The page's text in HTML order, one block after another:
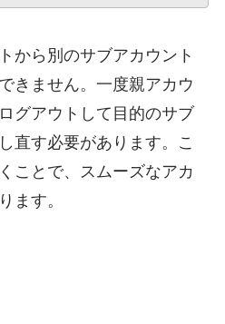
から別のサブアカウント
きません。一度親アカウ
グアウトして目的のサブ
直す必要があります。こ
ことで、スムーズなアカ
ます。